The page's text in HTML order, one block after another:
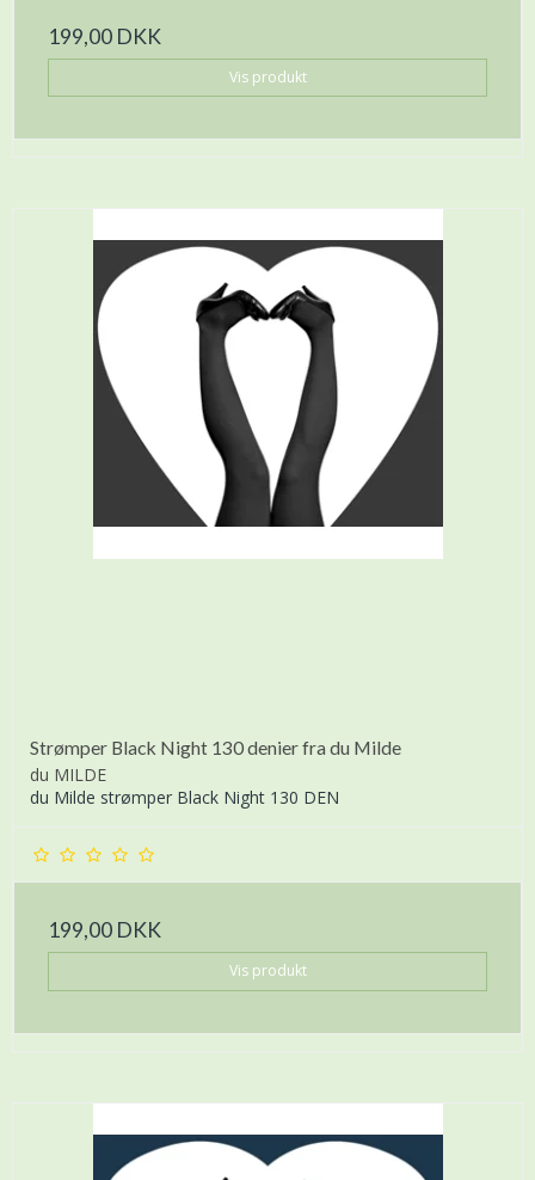
199,00 DKK
Vis produkt
Strømper Black Night 130 denier fra du Milde
du MILDE
du Milde strømper Black Night 130 DEN
199,00 DKK
Vis produkt